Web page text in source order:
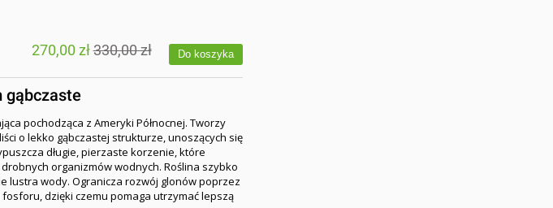
270,00 zł330,00 zł Do koszyka
gąbczaste
pochodząca z Ameryki Północnej. Tworzy
o lekko gąbczastej strukturze, unoszących się
długie, pierzaste korzenie, które
organizmów wodnych. Roślina szybko
lustra wody. Ogranicza rozwój glonów poprzez
dzięki czemu pomaga utrzymać lepszą